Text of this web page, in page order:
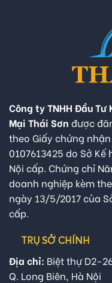
Công ty TNHH Đầu
Mại Thái Sơn được
theo Giấy chứng
0107613425 do Sở
Nội cấp. Chứng chỉ
doanh nghiệp kèm
ngày 13/5/2017 của
cấp.
TRỤ SỞ CHÍNH
Địa chỉ: Biệt thự D2-
Q. Long Biên, Hà Nội